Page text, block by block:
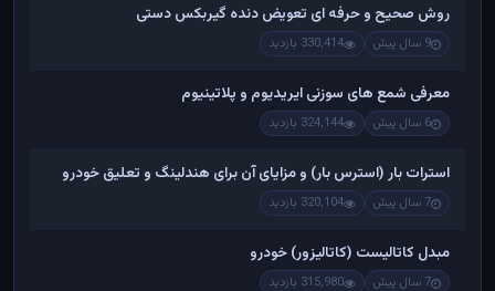
روش صحیح و حرفه ای تعویض دنده گیربکس دستی
9 سال پیش 330,414 بازدید
معرفی شمع های سوزنی ایریدیوم و پلاتینیوم
6 سال پیش 324,144 بازدید
استرات بار (استرس بار) و مزایای آن برای هندلینگ و تعلیق خودرو
7 سال پیش 320,104 بازدید
مبدل کاتالیست (کاتالیزور) خودرو
7 سال پیش 315,980 بازدید